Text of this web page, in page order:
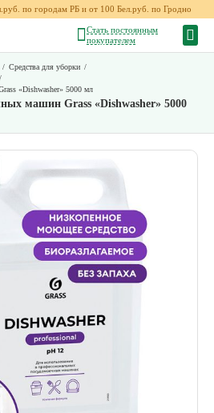
по городам РБ и от 100 Бел.руб. по Гродно
Стать постоянным
покупателем
/ Средства для уборки /
/
«Dishwasher» 5000 мл
машин Grass «Dishwasher» 5000